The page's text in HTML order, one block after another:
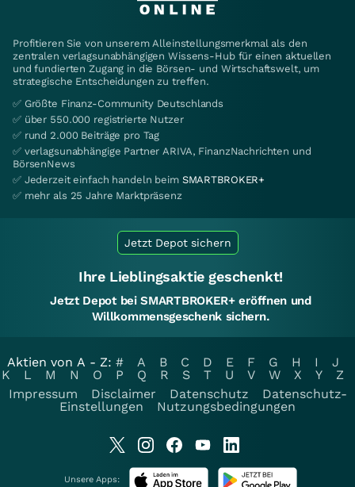
Profitieren Sie von unserem Alleinstellungsmerkmal als den
zentralen verlagsunabhängigen Wissens-Hub für einen aktuellen
und fundierten Zugang in die Börsen- und Wirtschaftswelt, um
strategische Entscheidungen zu treffen.
✅ Größte Finanz-Community Deutschlands
✅ über 550.000 registrierte Nutzer
✅ rund 2.000 Beiträge pro Tag
✅ verlagsunabhängige Partner ARIVA, FinanzNachrichten und
BörsenNews
✅ Jederzeit einfach handeln beim SMARTBROKER+
✅ mehr als 25 Jahre Marktpräsenz
Jetzt Depot sichern
Ihre Lieblingsaktie geschenkt!
Jetzt Depot bei SMARTBROKER+ eröffnen und
Willkommensgeschenk sichern.
Aktien von A - Z: # A B C D E F G H I
J
K
L M N O P Q R S T U V W X Y
Z
Impressum
Disclaimer Datenschutz
Datenschutz-
Einstellungen
Nutzungsbedingungen
Unsere Apps: